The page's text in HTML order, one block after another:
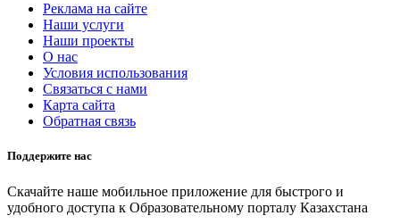
Реклама на сайте
Наши услуги
Наши проекты
О нас
Условия использования
Связаться с нами
Карта сайта
Обратная связь
Поддержите нас
Скачайте наше мобильное приложение для быстрого и
удобного доступа к Образовательному порталу Казахстана